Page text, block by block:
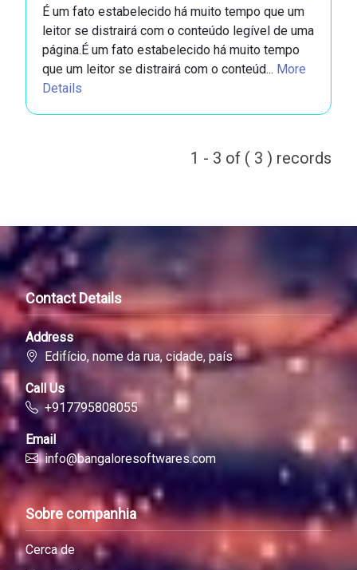
É um fato estabelecido há muito tempo que um
leitor se distrairá com o conteúdo legível de uma
página.É um fato estabelecido há muito tempo
que um leitor se distrairá com o conteúd... More
Details
1 - 3 of ( 3 ) records
Contact Details
Address
Edifício, nome da rua, cidade, país
Call Us
+917795808055
Email
info@bangaloresoftwares.com
Sobre companhia
Cerca de